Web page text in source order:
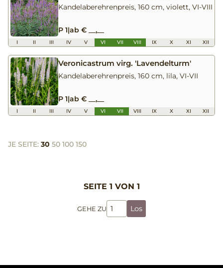
Kandelaberehrenpreis, 160 cm, violett, VI-VIII
P 1|ab € __,__
I II III IV V VI VII VIII IX X XI XII
Veronicastrum virg. 'Lavendelturm'
Kandelaberehrenpreis, 160 cm, lila, VI-VII
P 1|ab € __,__
I II III IV V VI VII VIII IX X XI XII
JE SEITE: 30 50 100 150
SEITE 1 VON 1
GEHE ZU Los